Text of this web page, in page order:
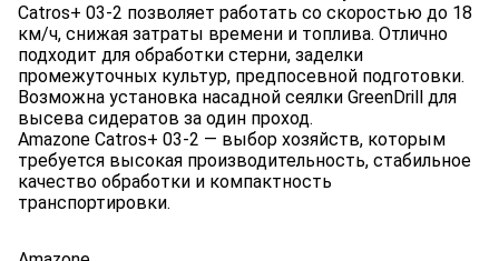
Catros+ 03-2 позволяет работать со скоростью до 18
км/ч, снижая затраты времени и топлива. Отлично
подходит для обработки стерни, заделки
промежуточных культур, предпосевной подготовки.
Возможна установка насадной сеялки GreenDrill для
высева сидератов за один проход.
Amazone Catros+ 03-2 — выбор хозяйств, которым
требуется высокая производительность, стабильное
качество обработки и компактность
транспортировки.